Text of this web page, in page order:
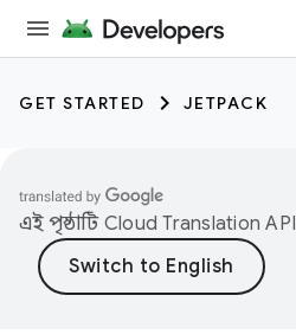
GET STARTED JETPACK
এই পৃষ্ঠাটি Cloud Translation API